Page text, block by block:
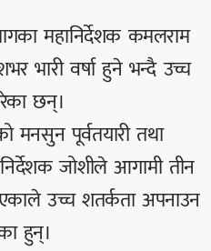
महानिर्देशक कमलराम
भारी वर्षा हुने भन्दै उच्च
छन्।
मनसुन पूर्वतयारी तथा
जोशीले आगामी तीन
उच्च शतर्कता अपनाउन
हुन्।